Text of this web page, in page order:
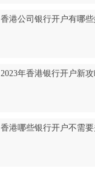
香港公司银行开户有哪
2023年香港银行开户新攻
香港哪些银行开户不需